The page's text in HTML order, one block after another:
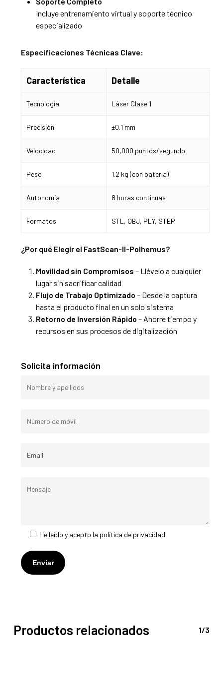
Incluye entrenamiento virtual y soporte técnico
especializado
Especificaciones Técnicas Clave:
Característica Detalle
Tecnología Láser Clase 1
Precisión ±0.1 mm
Velocidad 50,000 puntos/segundo
Peso 1.2 kg (con batería)
Autonomía 8 horas continuas
Formatos STL, OBJ, PLY, STEP
¿Por qué Elegir el FastScan-II-Polhemus?
Movilidad sin Compromisos – Llévelo a cualquier
lugar sin sacrificar calidad
Flujo de Trabajo Optimizado – Desde la captura
hasta el producto final en un solo sistema
Retorno de Inversión Rápido – Ahorre tiempo y
recursos en sus procesos de digitalización
Solicita información
He leído y acepto la política de privacidad
Productos relacionados 1/3